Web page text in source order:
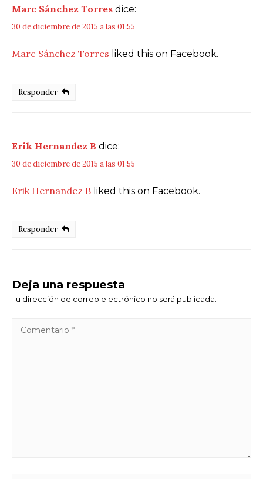
Marc Sánchez Torres dice:
30 de diciembre de 2015 a las 01:55
Marc Sánchez Torres liked this on Facebook.
Responder
Erik Hernandez B dice:
30 de diciembre de 2015 a las 01:55
Erik Hernandez B liked this on Facebook.
Responder
Deja una respuesta
Tu dirección de correo electrónico no será publicada.